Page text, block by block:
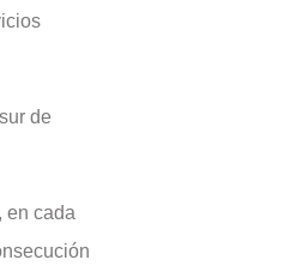
de
en cada